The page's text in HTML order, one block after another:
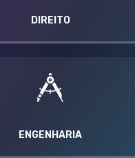
DIREITO
ENGENHARIA